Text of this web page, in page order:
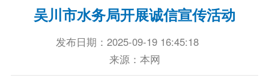
吴川市水务局开展诚信宣传活动
发布日期：2025-09-19 16:45:18
来源：本网